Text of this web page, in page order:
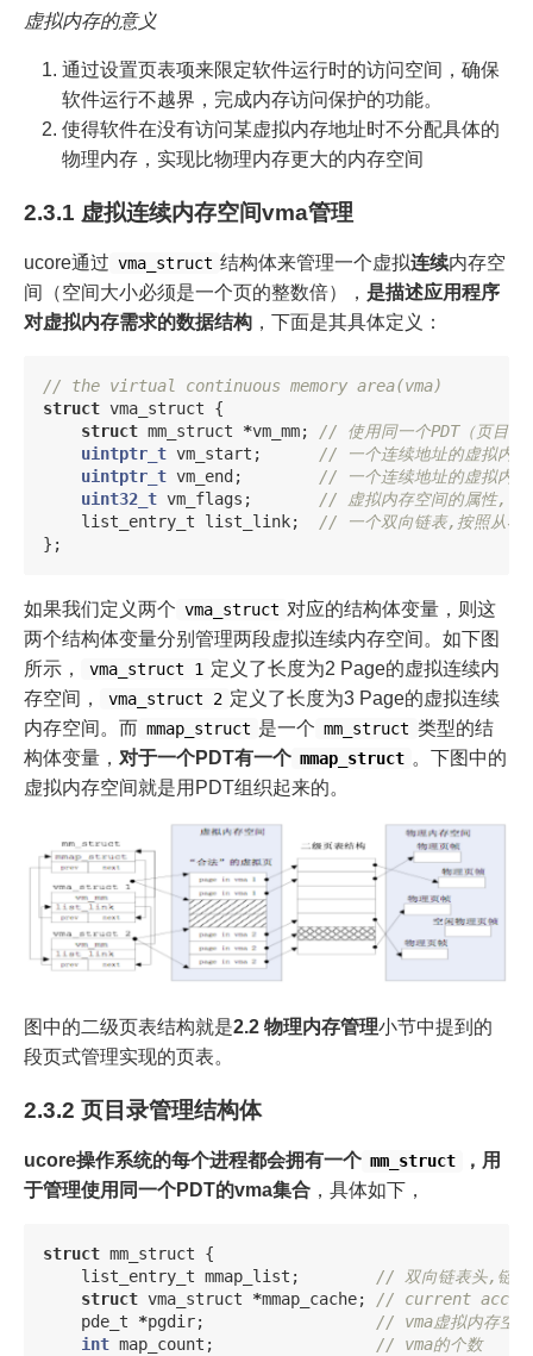
虚拟内存的意义
通过设置页表项来限定软件运行时的访问空间，确保
软件运行不越界，完成内存访问保护的功能。
使得软件在没有访问某虚拟内存地址时不分配具体的
物理内存，实现比物理内存更大的内存空间
2.3.1 虚拟连续内存空间vma管理
ucore通过 vma_struct 结构体来管理一个虚拟连续内存空
间（空间大小必须是一个页的整数倍）， 是描述应用程序
对虚拟内存需求的数据结构 ，下面是其具体定义：
// the virtual continuous memory area(vma)
struct vma_struct
{
struct mm_struct *vm_mm;
// 使用同一个PDT（页目录
uintptr_t vm_start ;
// 一个连续地址的虚拟内存
uintptr_t vm_end ;
// 一个连续地址的虚拟内存
uint32_t vm_flags ;
// 虚拟内存空间的属性, 比
list_entry_t
list_link;
// 一个双向链表,按照从小
};
如果我们定义两个 vma_struct 对应的结构体变量，则这
两个结构体变量分别管理两段虚拟连续内存空间。如下图
所示，
vma_struct 1 定义了长度为2 Page的虚拟连续内
存空间，
vma_struct 2 定义了长度为3 Page的虚拟连续
内存空间。而 mmap_struct 是一个 mm_struct 类型的结
构体变量， 对于一个PDT有一个 mmap_struct 。下图中的
虚拟内存空间就是用PDT组织起来的。
图中的二级页表结构就是2.2 物理内存管理小节中提到的
段页式管理实现的页表。
2.3.2 页目录管理结构体
ucore操作系统的每个进程都会拥有一个 mm_struct
，用
于管理使用同一个PDT的vma集合 ，具体如下，
struct mm_struct
{
list_entry_t mmap_list ;
// 双向链表头,链接
struct vma_struct *mmap_cache;
// current
pde_t
*pgdir;
// vma虚拟内存空间
int map_count ;
// vma的个数